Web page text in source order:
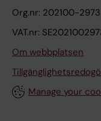
Org.nr: 202100-2973
VAT.nr:
Om webbplatsen
Manage your